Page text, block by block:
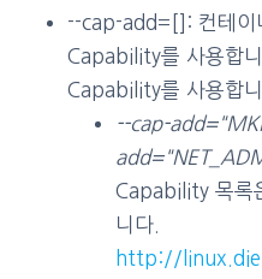
--cap-add=[]: 컨테이
Capability를 사용합
Capability를 사용합니
--cap-
Capability 목록
니다.
http://